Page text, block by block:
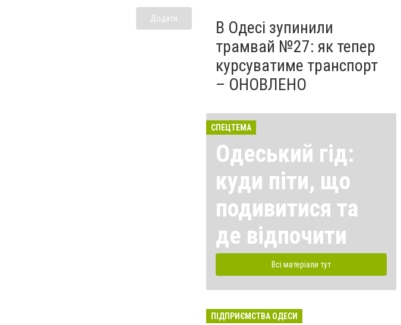
Додати
В Одесі зупинили
трамвай №27: як тепер
курсуватиме транспорт
– ОНОВЛЕНО
СПЕЦТЕМА
Одеський гід:
куди піти, що
подивитися та
де відпочити
Всі матеріали тут
ПІДПРИЄМСТВА ОДЕСИ